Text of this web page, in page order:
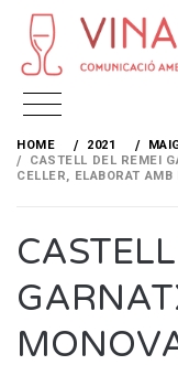
Skip
content
HOME 2021
CASTELL DEL REMEI
CELLER, ELABORAT